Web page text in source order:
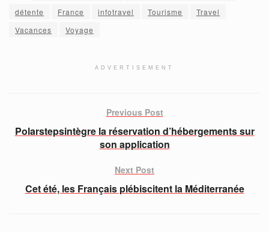
détente
France infotravel Tourisme
Travel
Vacances
Voyage
ADVERTISEMENT
Previous Post
Polarstepsintègre la réservation d’hébergements sur
son application
Next Post
Cet été, les Français plébiscitent la Méditerranée